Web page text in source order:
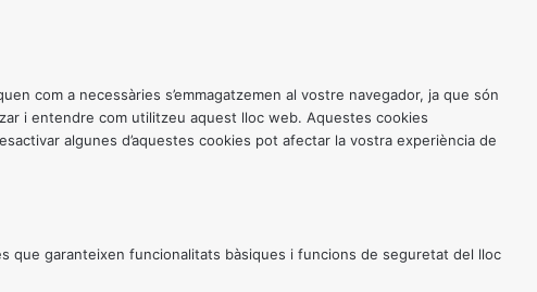
com a necessàries s’emmagatzemen al vostre navegador, ja que són
i entendre com utilitzeu aquest lloc web. Aquestes cookies
algunes d’aquestes cookies pot afectar la vostra experiència de
que garanteixen funcionalitats bàsiques i funcions de seguretat del lloc